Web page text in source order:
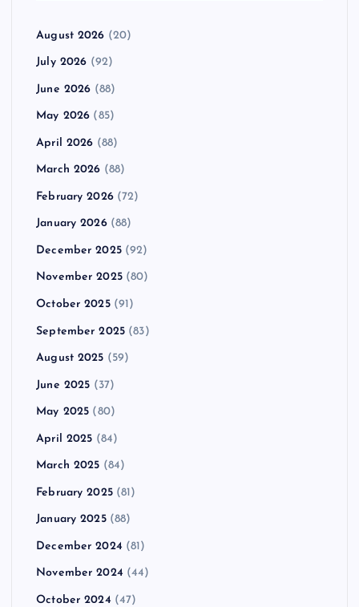
August 2026 (20)
July 2026 (92)
June 2026 (88)
May 2026 (85)
April 2026 (88)
March 2026 (88)
February 2026(72)
January 2026(88)
December 2025(92)
November 2025(80)
October 2025(91)
September 2025 (83)
August 2025 (59)
June 2025 (37)
May 2025 (80)
April 2025 (84)
March 2025 (84)
February 2025(81)
January 2025(88)
December 2024 (81)
November 2024 (44)
October 2024 (47)